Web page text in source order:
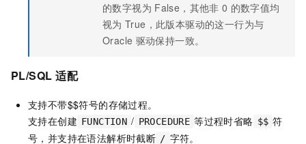
的数字视为 False，其他非 0 的数字值均
视为 True，此版本驱动的这一行为与
Oracle 驱动保持一致。
PL/SQL 适配
支持不带$$符号的存储过程。
支持在创建 FUNCTION / PROCEDURE 等过程时省略 $$ 符
号，并支持在语法解析时截断 / 字符。